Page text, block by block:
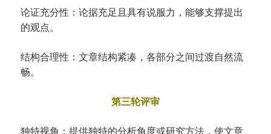
论证充分性：论据充足且具有说服力，能够支撑提出
的观点。
结构合理性：文章结构紧凑，各部分之间过渡自然流
畅。
第三轮评审
独特视角：提供独特的分析角度或研究方法，使文章